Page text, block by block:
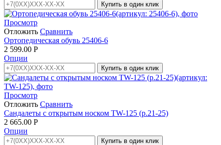
Купить в один клик
Просмотр
Отложить Сравнить
Ортопедическая обувь 25406-6
2 599.00 Р
Опции
Купить в один клик
Просмотр
Отложить Сравнить
Сандалеты с открытым носком TW-125 (р.21-25)
2 665.00 Р
Опции
Купить в один клик